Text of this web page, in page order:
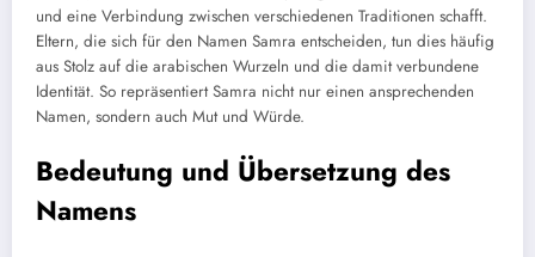
und eine Verbindung zwischen verschiedenen Traditionen schafft.
Eltern, die sich für den Namen Samra entscheiden, tun dies häufig
aus Stolz auf die arabischen Wurzeln und die damit verbundene
Identität. So repräsentiert Samra nicht nur einen ansprechenden
Namen, sondern auch Mut und Würde.
Bedeutung und Übersetzung des
Namens